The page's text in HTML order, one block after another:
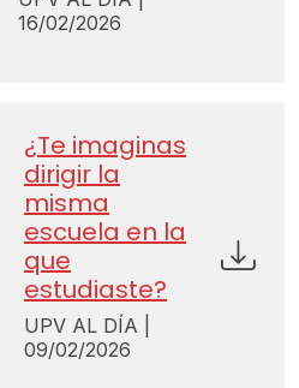
16/02/2026
¿Te imaginas
dirigir la
misma
escuela en la
que
estudiaste?
UPV AL DÍA |
09/02/2026